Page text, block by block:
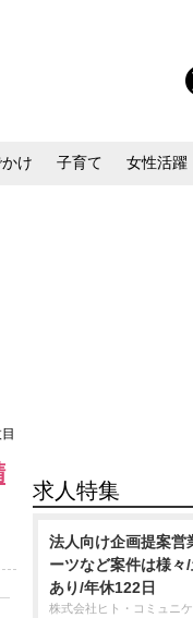
け 子育て 女性活躍
求人特集
法人向け企画提案営
ーツなど案件は様々
あり/年休122日
株式会社ヒト・コミュニ